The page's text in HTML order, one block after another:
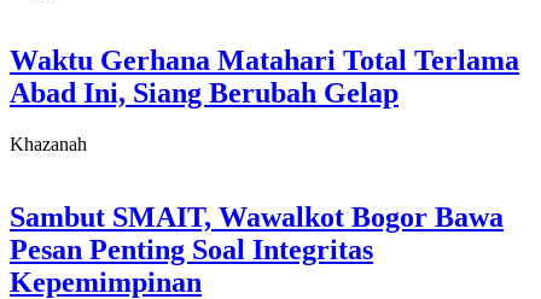
Waktu Gerhana Matahari Total Terlama
Abad Ini, Siang Berubah Gelap
Khazanah
Sambut SMAIT, Wawalkot Bogor Bawa
Pesan Penting Soal Integritas
Kepemimpinan